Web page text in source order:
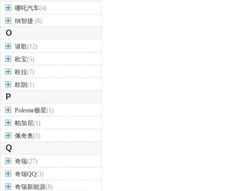
哪吒汽车(4)
纳智捷 (8)
O
讴歌(12)
欧宝(5)
欧拉(7)
欧朗(1)
P
Polestar极星(1)
帕加尼(1)
佩奇奥(1)
Q
奇瑞(27)
奇瑞QQ(3)
奇瑞新能源(8)